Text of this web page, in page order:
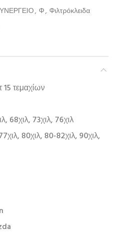
, Φ, Φιλτρόκλειδα
15 τεμαχίων
68χιλ, 73χιλ, 76χιλ
80χιλ, 80-82χιλ, 90χιλ,